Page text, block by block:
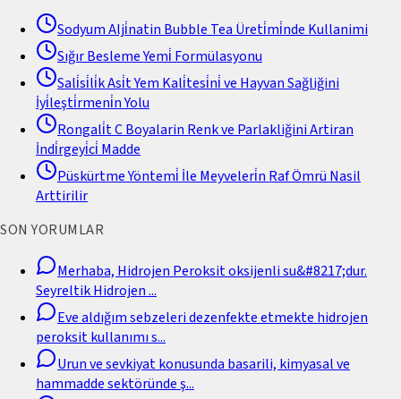
Sodyum Alji̇natin Bubble Tea Üreti̇mi̇nde Kullanimi
Sığır Besleme Yemi̇ Formülasyonu
Sali̇si̇li̇k Asi̇t Yem Kali̇tesi̇ni̇ ve Hayvan Sağliğini
İyi̇leşti̇rmeni̇n Yolu
Rongali̇t C Boyalarin Renk ve Parlakliğini Artiran
İndi̇rgeyi̇ci̇ Madde
Püskürtme Yöntemi̇ İle Meyveleri̇n Raf Ömrü Nasil
Arttirilir
SON YORUMLAR
Merhaba, Hidrojen Peroksit oksijenli su&#8217;dur.
Seyreltik Hidrojen...
Eve aldığım sebzeleri dezenfekte etmekte hidrojen
peroksit kullanımı s...
Urun ve sevkiyat konusunda basarili, kimyasal ve
hammadde sektöründe ş...